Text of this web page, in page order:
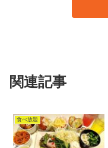
関連記事
食べ放題